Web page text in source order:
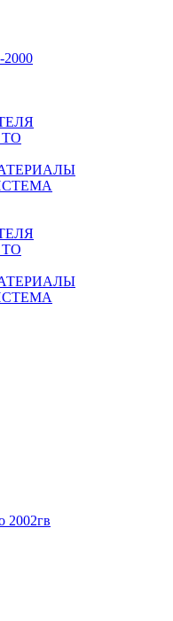
2000
2002гв